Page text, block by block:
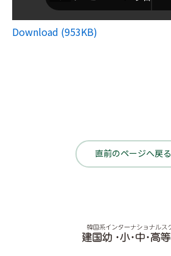
Download (953KB)
直前のページへ戻る